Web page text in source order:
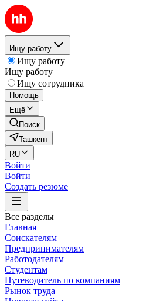
Ищу работу
Ищу работу
Ищу работу
Ищу сотрудника
Помощь
Ещё
Поиск
Ташкент
RU
Войти
Войти
Создать резюме
Все разделы
Главная
Соискателям
Предпринимателям
Работодателям
Студентам
Путеводитель по компаниям
Рынок труда